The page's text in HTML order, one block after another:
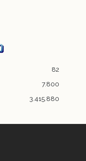
82
7.800
3.415.880